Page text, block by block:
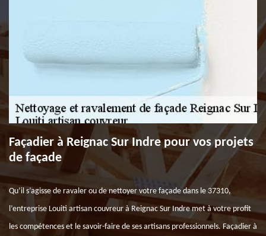
Façadier à Reignac Sur Indre pour vos projets
de façade
Qu’il s’agisse de ravaler ou de nettoyer votre façade dans le 37310,
l’entreprise Louiti artisan couvreur à Reignac Sur Indre met à votre profit
les compétences et le savoir-faire de ses artisans professionnels. Façadier à